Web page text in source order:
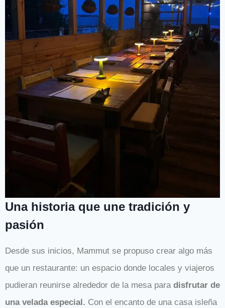
Una historia que une tradición y
pasión
Desde sus inicios, Mammut se propuso crear algo más
que un restaurante: un espacio donde locales y viajeros
pudieran reunirse alrededor de la mesa para disfrutar de
una velada especial. Con el encanto de una casa isleña